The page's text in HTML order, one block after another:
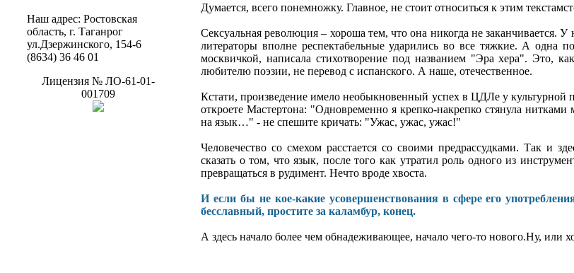
Наш адрес: Ростовская
область, г. Таганрог
ул.Дзержинского, 154-6
(8634) 36 46 01
Лицензия№ ЛО-61-01-
001709
Думается, всего понемножку. Главное, не стоит относиться к этим
Сексуальная революция – хороша тем, что она никогда не заканчивается. У
литераторы вполне респектабельные ударились во все тяжкие. А одна
москвичкой, написала стихотворение под названием "Эра хера". Это,
любителю поэзии, не перевод с испанского. А наше, отечественное.
Кстати, произведение имело необыкновенный успех в ЦДЛе у культурной
откроете Мастертона: "Одновременно я крепко-накрепко стянула
на язык…" - не спешите кричать: "Ужас, ужас, ужас!"
Человечество со смехом расстается со своими предрассудками. Так и
сказать о том, что язык, после того как утратил роль одного из
превращаться в рудимент. Нечто вроде хвоста.
И если бы не кое-какие усовершенствования в сфере его
бесславный, простите за каламбур, конец.
А здесь начало более чем обнадеживающее, начало чего-то нового.Ну, или